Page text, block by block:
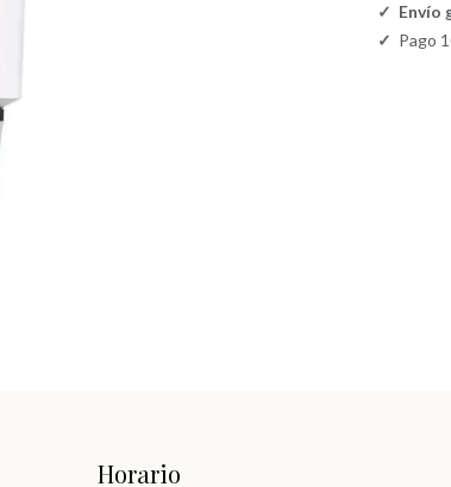
✓ Envío
✓ Pago
Horario